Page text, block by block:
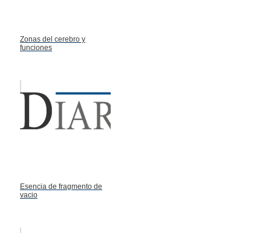
Zonas del cerebro y
funciones
Esencia de fragmento de
vacio